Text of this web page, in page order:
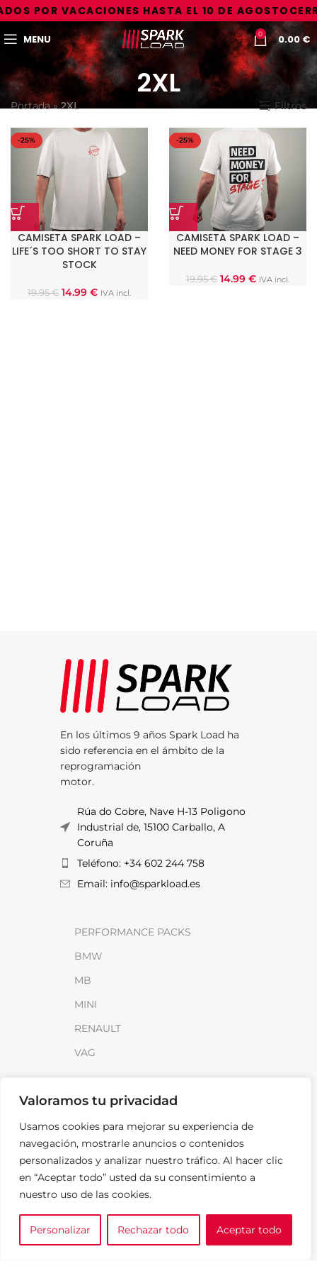
Valoramos tu privacidad
Usamos cookies para mejorar su experiencia de
navegación, mostrarle anuncios o contenidos
personalizados y analizar nuestro tráfico. Al hacer clic
en “Aceptar todo” usted da su consentimiento a
nuestro uso de las cookies.
Personalizar Rechazar todo Aceptar todo
POR VACACIONES HASTA EL 10 DE AGOSTO
MENU 0 0.00€
2XL
Portada»2XL Filtros
-25%
CAMISETA SPARK LOAD –
LIFE´S TOO SHORT TO STAY
STOCK
19.95€ 14.99 € IVA incl.
-25%
CAMISETA SPARK LOAD –
NEED MONEY FOR STAGE 3
19.95€ 14.99 € IVA incl.
En los últimos 9 años Spark Load ha
sido referencia en el ámbito de la
reprogramación
motor.
Rúa do Cobre, Nave H-13 Poligono
Industrial de, 15100 Carballo, A
Coruña
Teléfono: +34 602 244 758
Email: info@sparkload.es
PERFORMANCE PACKS
BMW
MB
MINI
RENAULT
VAG
Distribuidores
FAQ
Contacto
Noticias
LEGAL
0